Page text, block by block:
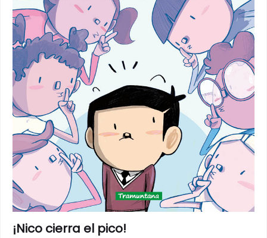
¡Nico cierra el pico!